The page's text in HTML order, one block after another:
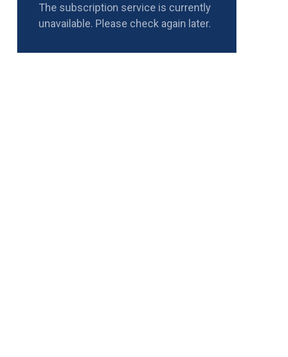
The subscription service is currently
unavailable. Please check again later.